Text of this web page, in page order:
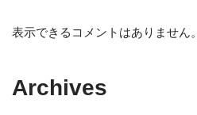
表示できるコメントはありません。
Archives